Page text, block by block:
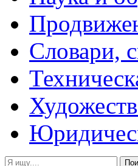
Словари,